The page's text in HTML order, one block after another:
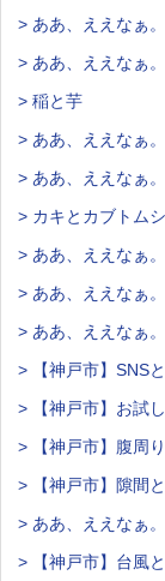
> ああ、ええなぁ
> ああ、ええなぁ
> 稲と芋
> ああ、ええなぁ
> ああ、ええなぁ
> カキとカブトムシ
> ああ、ええなぁ
> ああ、ええなぁ
> ああ、ええなぁ
> 【神戸市】SNS
> 【神戸市】お試
> 【神戸市】腹周
> 【神戸市】隙間
> ああ、ええなぁ
> 【神戸市】台風